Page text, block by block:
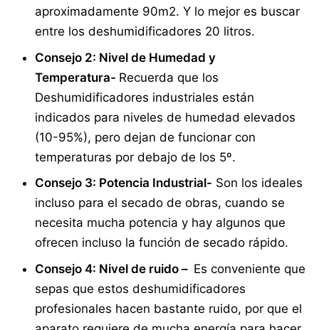
aproximadamente 90m2. Y lo mejor es buscar
entre los deshumidificadores 20 litros.
Consejo 2: Nivel de Humedad y
Temperatura- Recuerda que los
Deshumidificadores industriales están
indicados para niveles de humedad elevados
(10-95%), pero dejan de funcionar con
temperaturas por debajo de los 5º.
Consejo 3: Potencia Industrial- Son los ideales
incluso para el secado de obras, cuando se
necesita mucha potencia y hay algunos que
ofrecen incluso la función de secado rápido.
Consejo 4: Nivel de ruido – Es conveniente que
sepas que estos deshumidificadores
profesionales hacen bastante ruido, por que el